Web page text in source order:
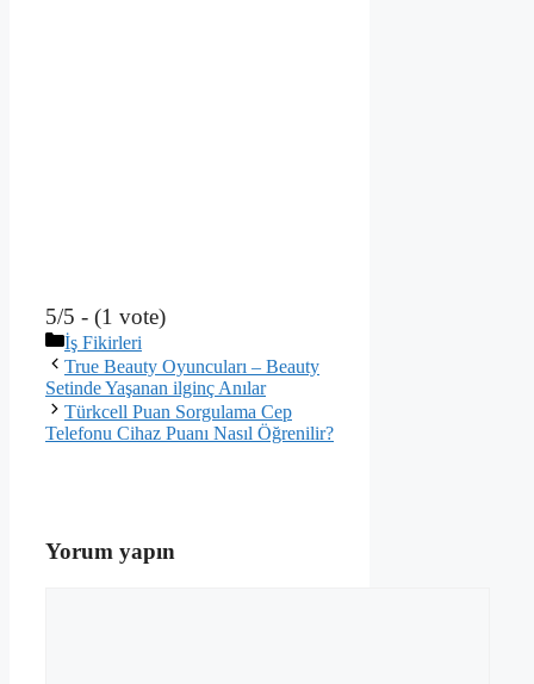
5/5 - (1 vote)
Kategoriler
İş Fikirleri
True Beauty Oyuncuları – Beauty
Setinde Yaşanan ilginç Anılar
Türkcell Puan Sorgulama Cep
Telefonu Cihaz Puanı Nasıl Öğrenilir?
Yorum yapın